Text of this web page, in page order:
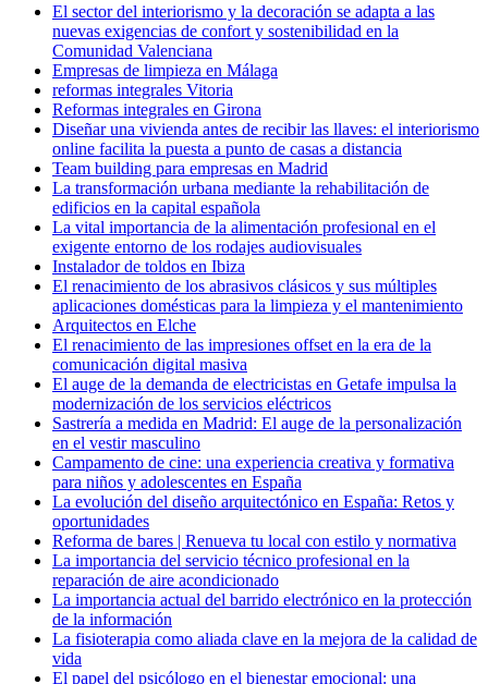
El sector del interiorismo y la decoración se adapta a las
nuevas exigencias de confort y sostenibilidad en la
Comunidad Valenciana
Empresas de limpieza en Málaga
reformas integrales Vitoria
Reformas integrales en Girona
Diseñar una vivienda antes de recibir las llaves: el interiorismo
online facilita la puesta a punto de casas a distancia
Team building para empresas en Madrid
La transformación urbana mediante la rehabilitación de
edificios en la capital española
La vital importancia de la alimentación profesional en el
exigente entorno de los rodajes audiovisuales
Instalador de toldos en Ibiza
El renacimiento de los abrasivos clásicos y sus múltiples
aplicaciones domésticas para la limpieza y el mantenimiento
Arquitectos en Elche
El renacimiento de las impresiones offset en la era de la
comunicación digital masiva
El auge de la demanda de electricistas en Getafe impulsa la
modernización de los servicios eléctricos
Sastrería a medida en Madrid: El auge de la personalización
en el vestir masculino
Campamento de cine: una experiencia creativa y formativa
para niños y adolescentes en España
La evolución del diseño arquitectónico en España: Retos y
oportunidades
Reforma de bares | Renueva tu local con estilo y normativa
La importancia del servicio técnico profesional en la
reparación de aire acondicionado
La importancia actual del barrido electrónico en la protección
de la información
La fisioterapia como aliada clave en la mejora de la calidad de
vida
El papel del psicólogo en el bienestar emocional: una